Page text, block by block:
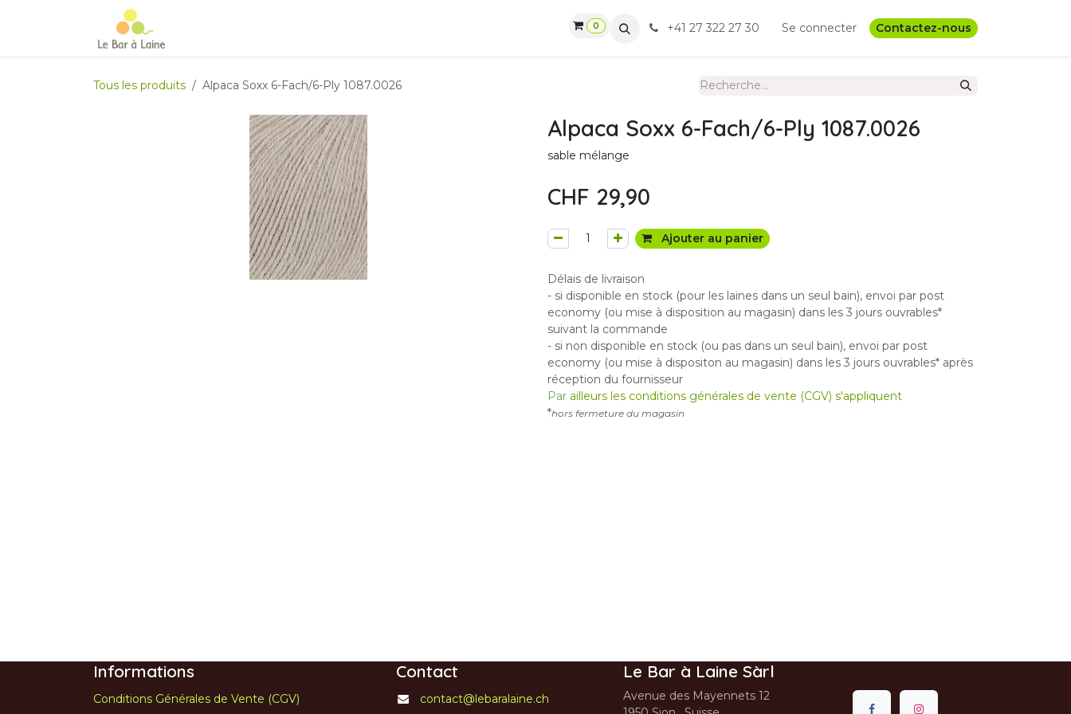
Se rendre au contenu
CGV 0 +41 27 322 27 30 Se connecter Contactez-nous
Tous les produits Alpaca Soxx 6-Fach/6-Ply 1087.0026
Alpaca Soxx 6-Fach/6-Ply 1087.0026
sable mélange
CHF 29,90
Ajouter au panier
Délais de livraison
- si disponible en stock (pour les laines dans un seul bain), envoi par post
economy (ou mise à disposition au magasin) dans les 3 jours ouvrables*
suivant la commande
- si non disponible en stock (ou pas dans un seul bain), envoi par post
economy (ou mise à dispositon au magasin) dans les 3 jours ouvrables* après
réception du fournisseur
Par ailleurs les conditions générales de vente (CGV) s'appliquent
*hors fermeture du magasin
Informations
Conditions Générales de Vente (CGV)
Contact
contact@lebaralaine.ch
Le Bar à Laine Sàrl
Avenue des Mayennets 12